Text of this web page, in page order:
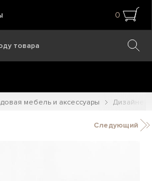
0
мебель и аксессуары
Следующий